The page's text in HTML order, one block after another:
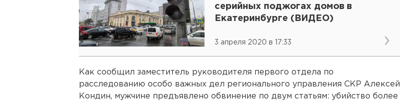
серийных поджогах домов в
Екатеринбурге (ВИДЕО)
3 апреля 2020 в 17:33
Как сообщил заместитель руководителя первого отдела по
расследованию особо важных дел регионального управления СКР Алексей
Кондин, мужчине предъявлено обвинение по двум статьям: убийство более